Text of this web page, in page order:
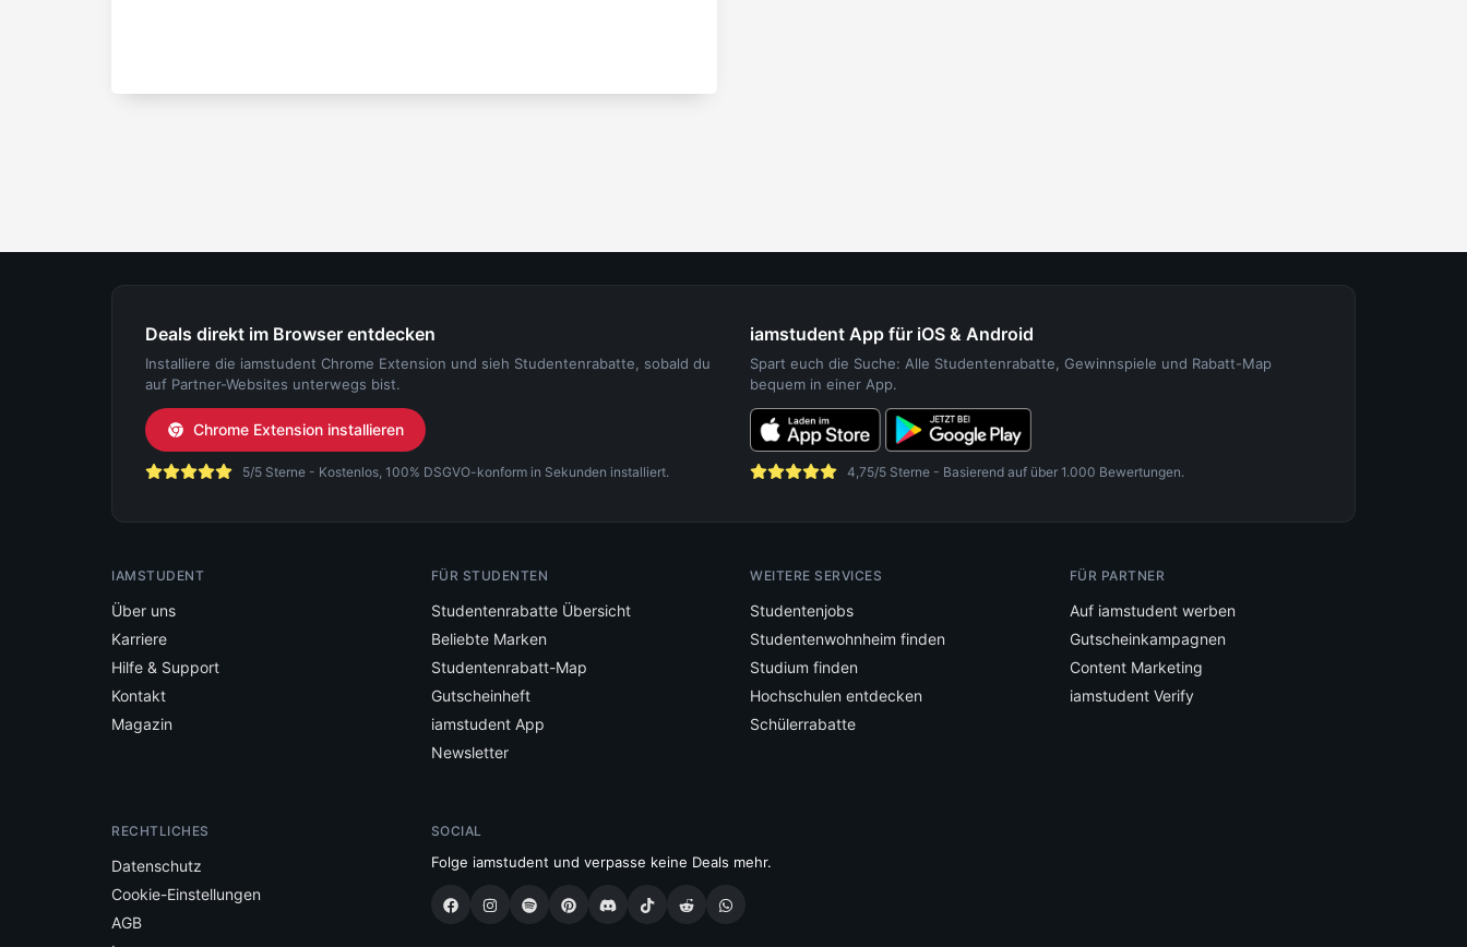
Deals direkt im Browser entdecken
Installiere die iamstudent Chrome Extension und sieh Studentenrabatte, sobald du
auf Partner-Websites unterwegs bist.
Chrome Extension installieren
5/5 Sterne - Kostenlos, 100% DSGVO-konform in Sekunden installiert.
iamstudent App für iOS & Android
Spart euch die Suche: Alle Studentenrabatte, Gewinnspiele und Rabatt-Map
bequem in einer App.
4,75/5 Sterne - Basierend auf über 1.000 Bewertungen.
IAMSTUDENT
Über uns
Karriere
Hilfe & Support
Kontakt
Magazin
FÜR STUDENTEN
Studentenrabatte Übersicht
Beliebte Marken
Studentenrabatt-Map
Gutscheinheft
iamstudent App
Newsletter
WEITERE SERVICES
Studentenjobs
Studentenwohnheim finden
Studium finden
Hochschulen entdecken
Schülerrabatte
FÜR PARTNER
Auf iamstudent werben
Gutscheinkampagnen
Content Marketing
iamstudent Verify
RECHTLICHES
Datenschutz
Cookie-Einstellungen
AGB
SOCIAL
Folge iamstudent und verpasse keine Deals mehr.